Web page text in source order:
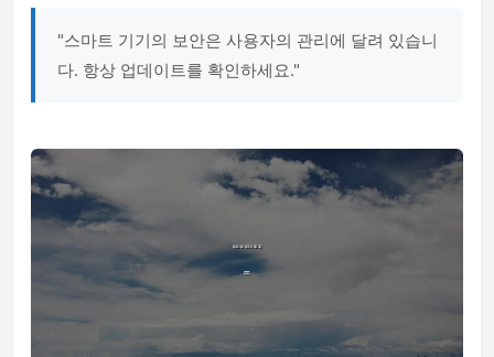
"스마트 기기의 보안은 사용자의 관리에 달려 있습니
다. 항상 업데이트를 확인하세요."